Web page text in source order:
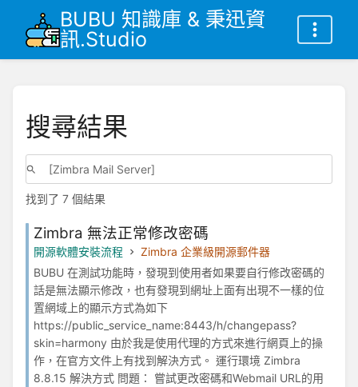
BUBU 知識庫 & 秉迅資
訊.Studio
搜尋結果
找到了 7 個結果
Zimbra 無法正常修改密碼
開源軟體安裝流程
Zimbra 企業級開源郵件器
BUBU 在測試功能時，發現到使用者如果要自行修改密碼的
話是無法顯示修改，也有發現到網址上面有出現不一樣的位
置網域上的顯示方式為如下
https://public_service_name:8443/h/changepass?
skin=harmony 由於我是使用代理的方式來進行網頁上的操
作，在官方文件上有找到解決方式。 運行環境 Zimbra
8.8.15 解決方式 問題： 嘗試更改密碼和Webmail URL的用